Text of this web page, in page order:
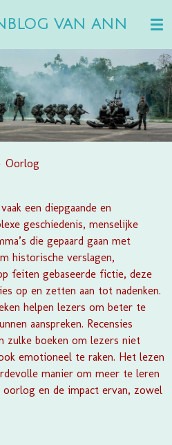
VAN ANN
Oorlog
een diepgaande en
geschiedenis, menselijke
die gepaard gaan met
historische verslagen,
feiten gebaseerde fictie, deze
op en zetten aan tot nadenken.
helpen lezers om beter te
aanspreken. Recensies
zulke boeken om lezers niet
emotioneel te raken. Het lezen
manier om meer te leren
en de impact ervan, zowel